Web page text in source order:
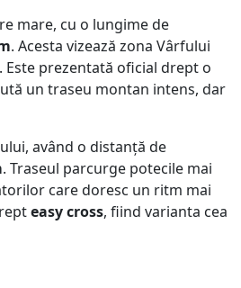
mare, cu o lungime de
. Acesta vizează zona Vârfului
prezentată oficial drept o
un traseu montan intens, dar
având o distanță de
. Traseul parcurge potecile mai
care doresc un ritm mai
easy cross, fiind varianta cea